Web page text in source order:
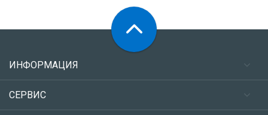
ИНФОРМАЦИЯ
СЕРВИС